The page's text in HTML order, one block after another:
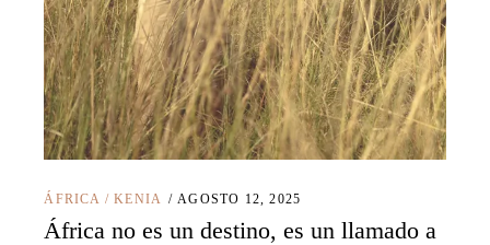
ÁFRICA /KENIA AGOSTO 12, 2025
África no es un destino, es un llamado a